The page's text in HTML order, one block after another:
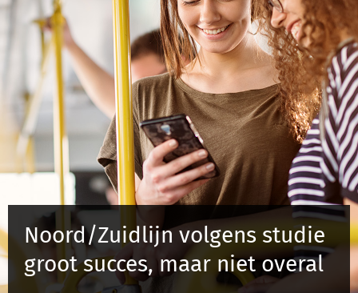
Vakgebieden
Actueel
Producten
Opleidingen
Juridisch advies
Inloggen op de kennisbank
Inloggen
Noord/Zuidlijn volgens studie
groot succes, maar niet overal